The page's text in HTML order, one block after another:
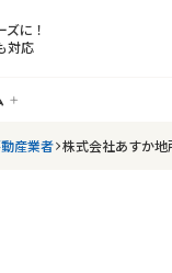
に！
対応
産業者 株式会社あすか地